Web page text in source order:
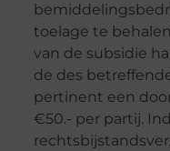
toelage te
van de subsidie
de des
pertinent een
€50.- per partij.